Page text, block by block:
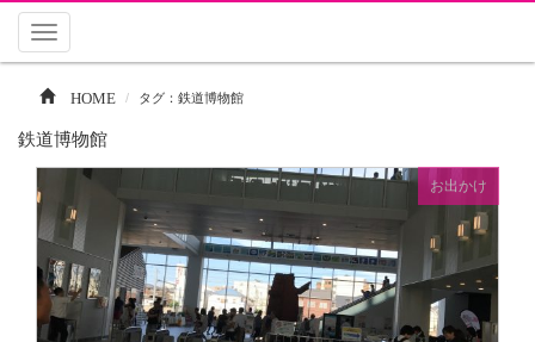
Toggle
HOME タグ：鉄道博物館
鉄道博物館
お出かけ